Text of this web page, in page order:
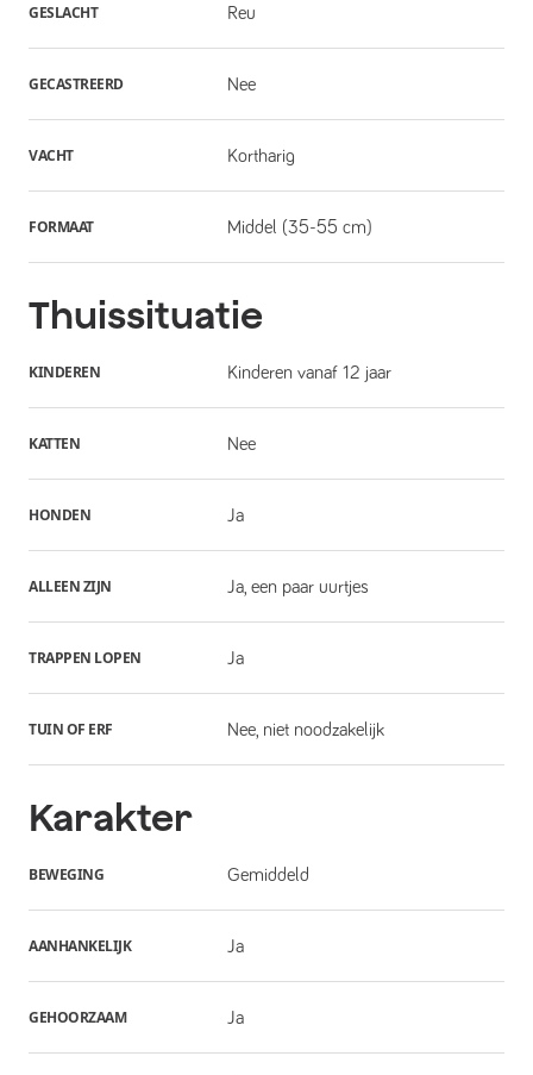
GESLACHT Reu
GECASTREERD Nee
VACHT Kortharig
FORMAAT Middel (35-55 cm)
Thuissituatie
KINDEREN Kinderen vanaf 12 jaar
KATTEN Nee
HONDEN Ja
ALLEEN ZIJN Ja, een paar uurtjes
TRAPPEN LOPEN Ja
TUIN OF ERF Nee, niet noodzakelijk
Karakter
BEWEGING Gemiddeld
AANHANKELIJK Ja
GEHOORZAAM Ja